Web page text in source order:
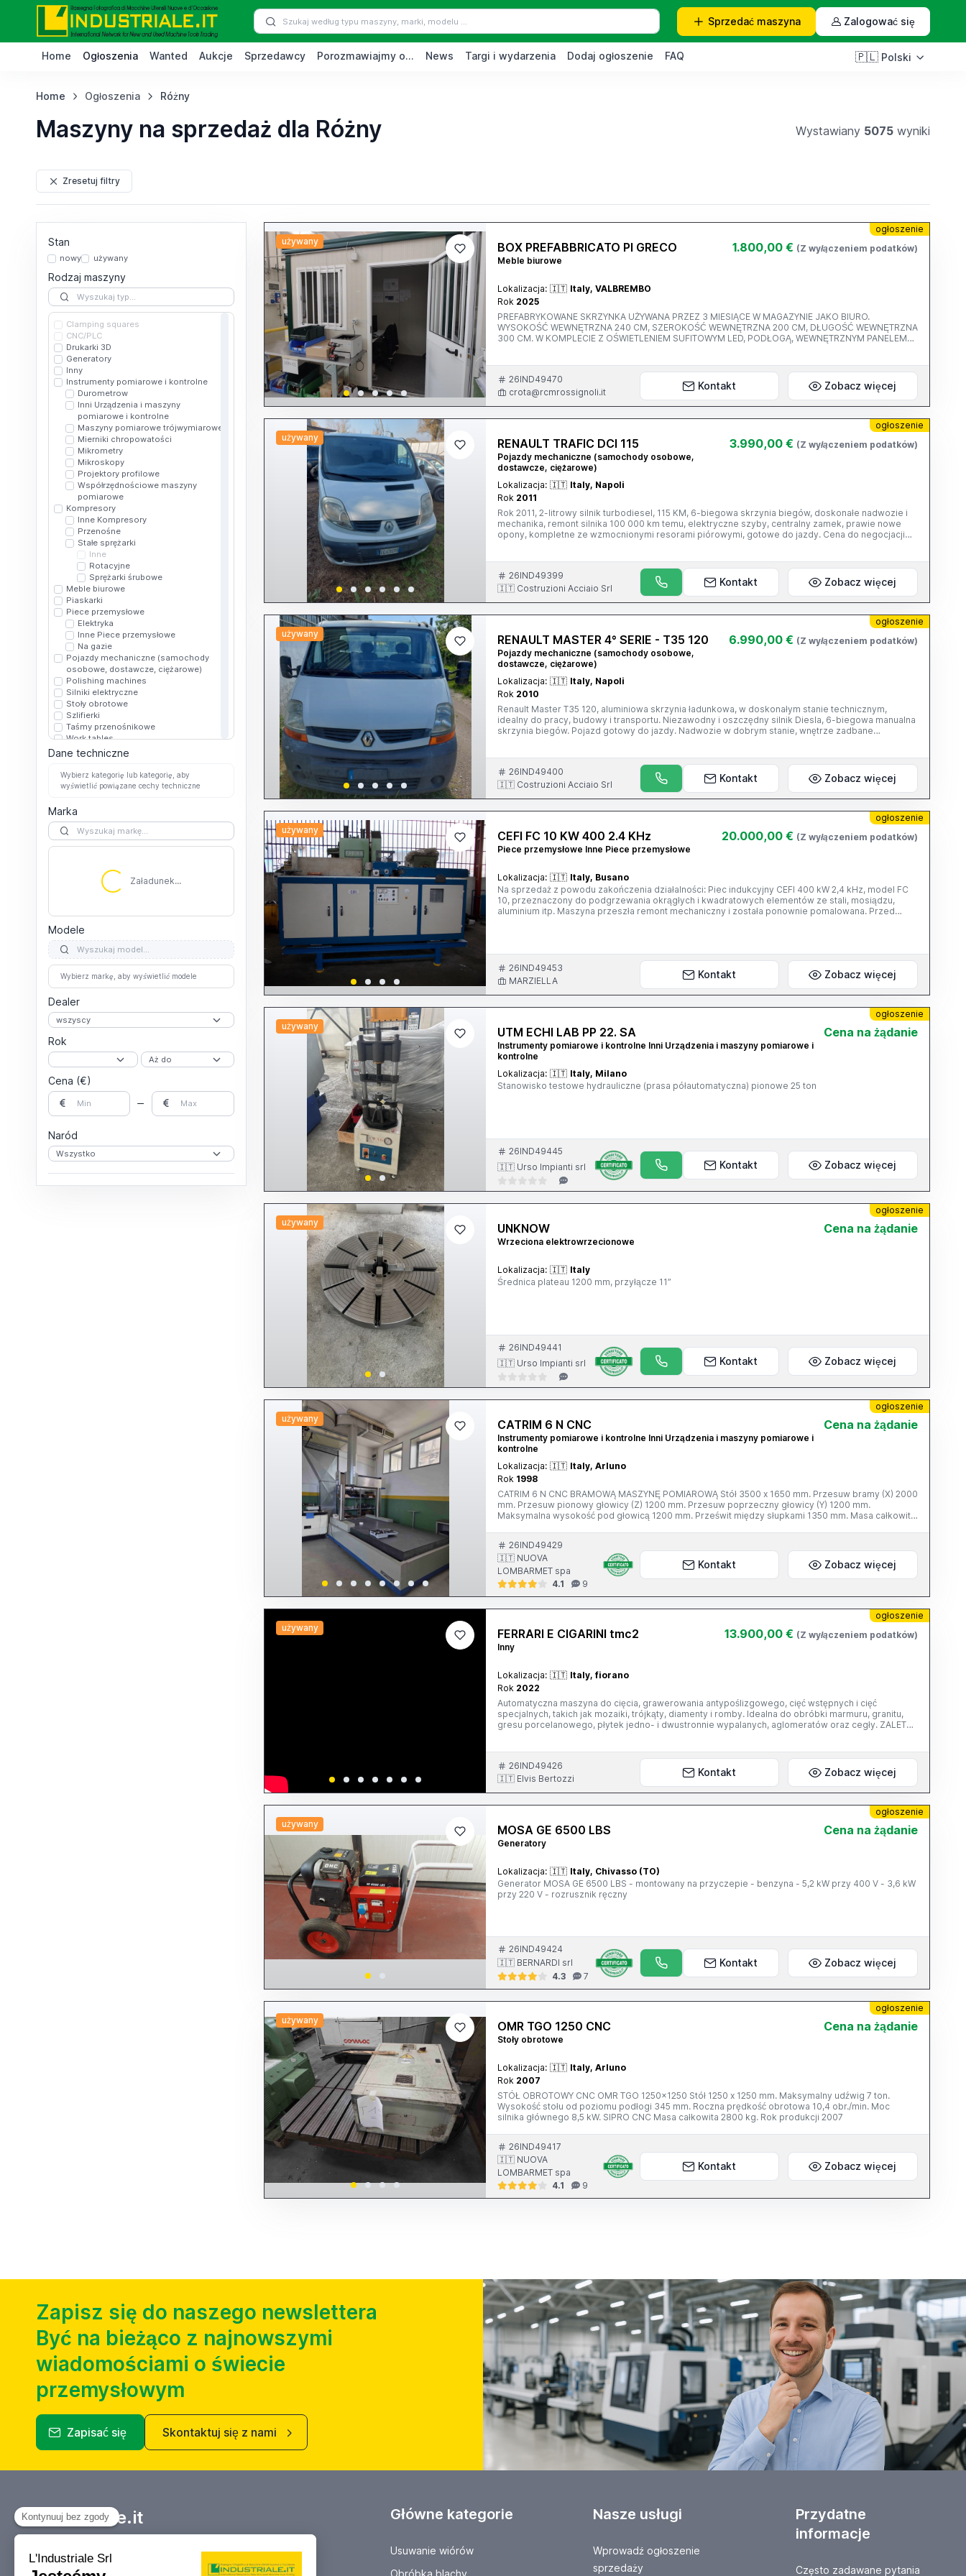
Sprzedać maszyna Zalogować się
Home Ogłoszenia Wanted Aukcje Sprzedawcy Porozmawiajmy o... News Targi i wydarzenia Dodaj ogłoszenie FAQ 🇵🇱 Polski
Home Ogłoszenia Różny
Maszyny na sprzedaż dla Różny Wystawiany 5075 wyniki
Zresetuj filtry
Stan
nowy używany
Rodzaj maszyny
Clamping squares
CNC/PLC
Drukarki 3D
Generatory
Inny
Instrumenty pomiarowe i kontrolne
Durometrow
Inni Urządzenia i maszyny
pomiarowe i kontrolne
Maszyny pomiarowe trójwymiarowe
Mierniki chropowatości
Mikrometry
Mikroskopy
Projektory profilowe
Współrzędnościowe maszyny
pomiarowe
Kompresory
Inne Kompresory
Przenośne
Stałe sprężarki
Inne
Rotacyjne
Sprężarki śrubowe
Meble biurowe
Piaskarki
Piece przemysłowe
Elektryka
Inne Piece przemysłowe
Na gazie
Pojazdy mechaniczne (samochody
osobowe, dostawcze, ciężarowe)
Polishing machines
Silniki elektryczne
Stoły obrotowe
Szlifierki
Taśmy przenośnikowe
Work tables
Inne work tables
T-slots
Wrzeciona elektrowrzecionowe
Dane techniczne
Wybierz kategorię lub kategorię, aby
wyświetlić powiązane cechy techniczne
Marka
Załadunek... Załadunek...
Modele
Wybierz markę, aby wyświetlić modele
Dealer
Rok
Cena (€)
Naród
używany
ogłoszenie
BOX PREFABBRICATO PI GRECO
Meble biurowe
1.800,00 € (Z wyłączeniem podatków)
Lokalizacja: 🇮🇹 Italy, VALBREMBO
Rok 2025
PREFABRYKOWANE SKRZYNKA UŻYWANA PRZEZ 3 MIESIĄCE W MAGAZYNIE JAKO BIURO.
WYSOKOŚĆ WEWNĘTRZNA 240 CM, SZEROKOŚĆ WEWNĘTRZNA 200 CM, DŁUGOŚĆ WEWNĘTRZNA
300 CM. W KOMPLECIE Z OŚWIETLENIEM SUFITOWYM LED, PODŁOGĄ, WEWNĘTRZNYM PANELEM
26IND49470
crota@rcmrossignoli.it
Kontakt Zobacz więcej
używany
ogłoszenie
RENAULT TRAFIC DCI 115
Pojazdy mechaniczne (samochody osobowe,
dostawcze, ciężarowe)
3.990,00 € (Z wyłączeniem podatków)
Lokalizacja: 🇮🇹 Italy, Napoli
Rok 2011
Rok 2011, 2-litrowy silnik turbodiesel, 115 KM, 6-biegowa skrzynia biegów, doskonałe nadwozie i
mechanika, remont silnika 100 000 km temu, elektryczne szyby, centralny zamek, prawie nowe
opony, kompletne ze wzmocnionymi resorami piórowymi, gotowe do jazdy. Cena do negocjacji
26IND49399
🇮🇹 Costruzioni Acciaio Srl
Kontakt Zobacz więcej
używany
ogłoszenie
RENAULT MASTER 4° SERIE - T35 120
Pojazdy mechaniczne (samochody osobowe,
dostawcze, ciężarowe)
6.990,00 € (Z wyłączeniem podatków)
Lokalizacja: 🇮🇹 Italy, Napoli
Rok 2010
Renault Master T35 120, aluminiowa skrzynia ładunkowa, w doskonałym stanie technicznym,
idealny do pracy, budowy i transportu. Niezawodny i oszczędny silnik Diesla, 6-biegowa manualna
skrzynia biegów. Pojazd gotowy do jazdy. Nadwozie w dobrym stanie, wnętrze zadbane
26IND49400
🇮🇹 Costruzioni Acciaio Srl
Kontakt Zobacz więcej
używany
ogłoszenie
CEFI FC 10 KW 400 2.4 KHz
Piece przemysłowe Inne Piece przemysłowe
20.000,00 € (Z wyłączeniem podatków)
Lokalizacja: 🇮🇹 Italy, Busano
Na sprzedaż z powodu zakończenia działalności: Piec indukcyjny CEFI 400 kW 2,4 kHz, model FC
10, przeznaczony do podgrzewania okrągłych i kwadratowych elementów ze stali, mosiądzu,
aluminium itp. Maszyna przeszła remont mechaniczny i została ponownie pomalowana. Przed
26IND49453
MARZIELLA
Kontakt Zobacz więcej
używany
ogłoszenie
UTM ECHI LAB PP 22. SA
Instrumenty pomiarowe i kontrolne Inni Urządzenia i maszyny pomiarowe i
kontrolne
Cena na żądanie
Lokalizacja: 🇮🇹 Italy, Milano
Stanowisko testowe hydrauliczne (prasa półautomatyczna) pionowe 25 ton
26IND49445
🇮🇹 Urso Impianti srl
Kontakt Zobacz więcej
używany
ogłoszenie
UNKNOW
Wrzeciona elektrowrzecionowe
Cena na żądanie
Lokalizacja: 🇮🇹 Italy
Średnica plateau 1200 mm, przyłącze 11”
26IND49441
🇮🇹 Urso Impianti srl
Kontakt Zobacz więcej
używany
ogłoszenie
CATRIM 6 N CNC
Instrumenty pomiarowe i kontrolne Inni Urządzenia i maszyny pomiarowe i
kontrolne
Cena na żądanie
Lokalizacja: 🇮🇹 Italy, Arluno
Rok 1998
CATRIM 6 N CNC BRAMOWĄ MASZYNĘ POMIAROWĄ Stół 3500 x 1650 mm. Przesuw bramy (X) 2000
mm. Przesuw pionowy głowicy (Z) 1200 mm. Przesuw poprzeczny głowicy (Y) 1200 mm.
Maksymalna wysokość pod głowicą 1200 mm. Prześwit między słupkami 1350 mm. Masa całkowita
26IND49429
🇮🇹 NUOVA
LOMBARMET spa
4.1
9
Kontakt Zobacz więcej
używany
ogłoszenie
FERRARI E CIGARINI tmc2
Inny
13.900,00 € (Z wyłączeniem podatków)
Lokalizacja: 🇮🇹 Italy, fiorano
Rok 2022
Automatyczna maszyna do cięcia, grawerowania antypoślizgowego, cięć wstępnych i cięć
specjalnych, takich jak mozaiki, trójkąty, diamenty i romby. Idealna do obróbki marmuru, granitu,
gresu porcelanowego, płytek jedno- i dwustronnie wypalanych, aglomeratów oraz cegły. ZALETY
rozmiarów i jednoczesne wykonywanie wielu cięć. - Napędzany taśmociąg poprawia jakość
obróbki i umożliwia ciągłą produkcję wielu elementów. - Prowadnica referencyjna umieszczona po
stronie silnika i listwy dociskowe zapewniają doskonałą stabilność i wysoką jakość wykończenia
detalu podczas obróbki. - Wszystkie regulacje są ułatwione dzięki zastosowaniu pokręteł i dlatego
formatów do obróbki. - TMC2 charakteryzuje się większą prędkością podawania materiału i
26IND49426
🇮🇹 Elvis Bertozzi
Kontakt Zobacz więcej
używany
ogłoszenie
MOSA GE 6500 LBS
Generatory
Cena na żądanie
Lokalizacja: 🇮🇹 Italy, Chivasso (TO)
Generator MOSA GE 6500 LBS - montowany na przyczepie - benzyna - 5,2 kW przy 400 V - 3,6 kW
przy 220 V - rozrusznik ręczny
26IND49424
🇮🇹 BERNARDI srl
4.3
7
Kontakt Zobacz więcej
używany
ogłoszenie
OMR TGO 1250 CNC
Stoły obrotowe
Cena na żądanie
Lokalizacja: 🇮🇹 Italy, Arluno
Rok 2007
STÓŁ OBROTOWY CNC OMR TGO 1250x1250 Stół 1250 x 1250 mm. Maksymalny udźwig 7 ton.
Wysokość stołu od poziomu podłogi 345 mm. Roczna prędkość obrotowa 10,4 obr./min. Moc
silnika głównego 8,5 kW. SIPRO CNC Masa całkowita 2800 kg. Rok produkcji 2007
26IND49417
🇮🇹 NUOVA
LOMBARMET spa
4.1
9
Kontakt Zobacz więcej
Zapisz się do naszego newslettera
Być na bieżąco z najnowszymi
wiadomościami o świecie
przemysłowym
Zapisać się Skontaktuj się z nami
Industriale.it
Twój Marketplace informacyjny
dotyczący kupna, sprzedaży, aukcji i
Główne kategorie
Usuwanie wiórów
Obróbka blachy
Nasze usługi
Wprowadź ogłoszenie
sprzedaży
Przydatne
informacje
Często zadawane pytania